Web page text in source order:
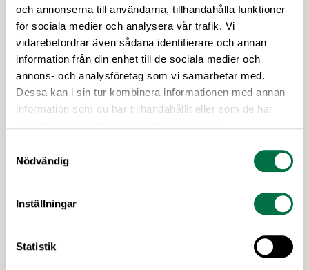
och annonserna till användarna, tillhandahålla funktioner
för sociala medier och analysera vår trafik. Vi
vidarebefordrar även sådana identifierare och annan
information från din enhet till de sociala medier och
annons- och analysföretag som vi samarbetar med.
Dessa kan i sin tur kombinera informationen med annan
information som du har tillhandahållit eller som de har
Nödvändig
Inställningar
Statistik
Cajsa Wargs finaljury för 2026 klar -
det enda som saknas är Folkets röst –
Livsmedelsföretagen
15 JUNI 2026
100 000 kr och utmärkelsen Årets kokbok – Cajsa
Warg-priset är priset alla kokboksförfattare vill
kokbokssamlare och en legendarisk matfotograf.
söka till att bli en del av finaljuryn som Folkets röst.
Frida Ronge, David Sundin, Karolina Sparring, …